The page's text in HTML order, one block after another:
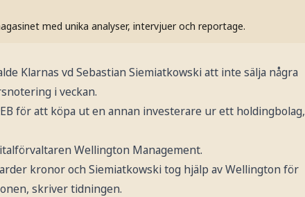
med unika analyser, intervjuer och reportage.
Klarnas vd Sebastian Siemiatkowski att inte sälja några
i veckan.
för att köpa ut en annan investerare ur ett holdingbolag,
Wellington Management.
kronor och Siemiatkowski tog hjälp av Wellington för
skriver tidningen.